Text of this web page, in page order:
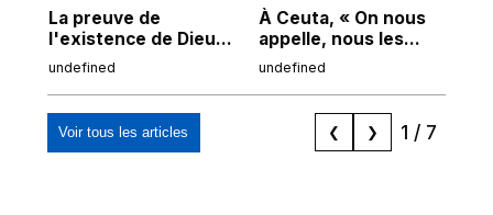
La preuve de
l'existence de Dieu
chez Ibn Sina
undefined
À Ceuta, « On nous
appelle, nous les
Espagnols d'origine
"musulmans"»
undefined
Voir tous les articles ❮ ❯ 1 / 7